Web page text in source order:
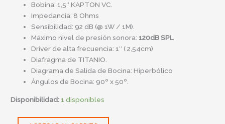
Bobina: 1,5″ KAPTON VC.
Impedancia: 8 Ohms
Sensibilidad: 92 dB (@ 1W / 1M).
Máximo nivel de presión sonora:120dB SPL
Driver de alta frecuencia: 1″ ( 2,54cm)
Diafragma de TITANIO.
Diagrama de Salida de Bocina: Hiperbólico
Ángulos de Bocina: 90º x 50º.
Disponibilidad:1 disponibles